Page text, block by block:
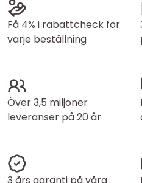
Få 4% i rabattcheck för
varje beställning
Över 3,5 miljoner
leveranser på 20 år